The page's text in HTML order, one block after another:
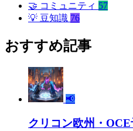
🤝 コミュニティ 57
💡 豆知識 76
おすすめ記事
📢
クリコン欧州・